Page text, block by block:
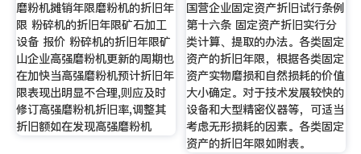
磨粉机摊销年限磨粉机的折旧年
限 粉碎机的折旧年限矿石加工
设备 报价 粉碎机的折旧年限矿
山企业高强磨粉机更新的周期也
在加快当高强磨粉机预计折旧年
限表现出明显不合理,则应及时
修订高强磨粉机折旧率,调整其
折旧额如在发现高强磨粉机
国营企业固定资产折旧试行条例
第十六条 固定资产折旧实行分
类计算、提取的办法。各类固定
资产的折旧年限，根据各类固定
资产实物磨损和自然损耗的价值
大小确定。对于技术发展较快的
设备和大型精密仪器等，可适当
考虑无形损耗的因素。各类固定
资产的折旧年限如附表。